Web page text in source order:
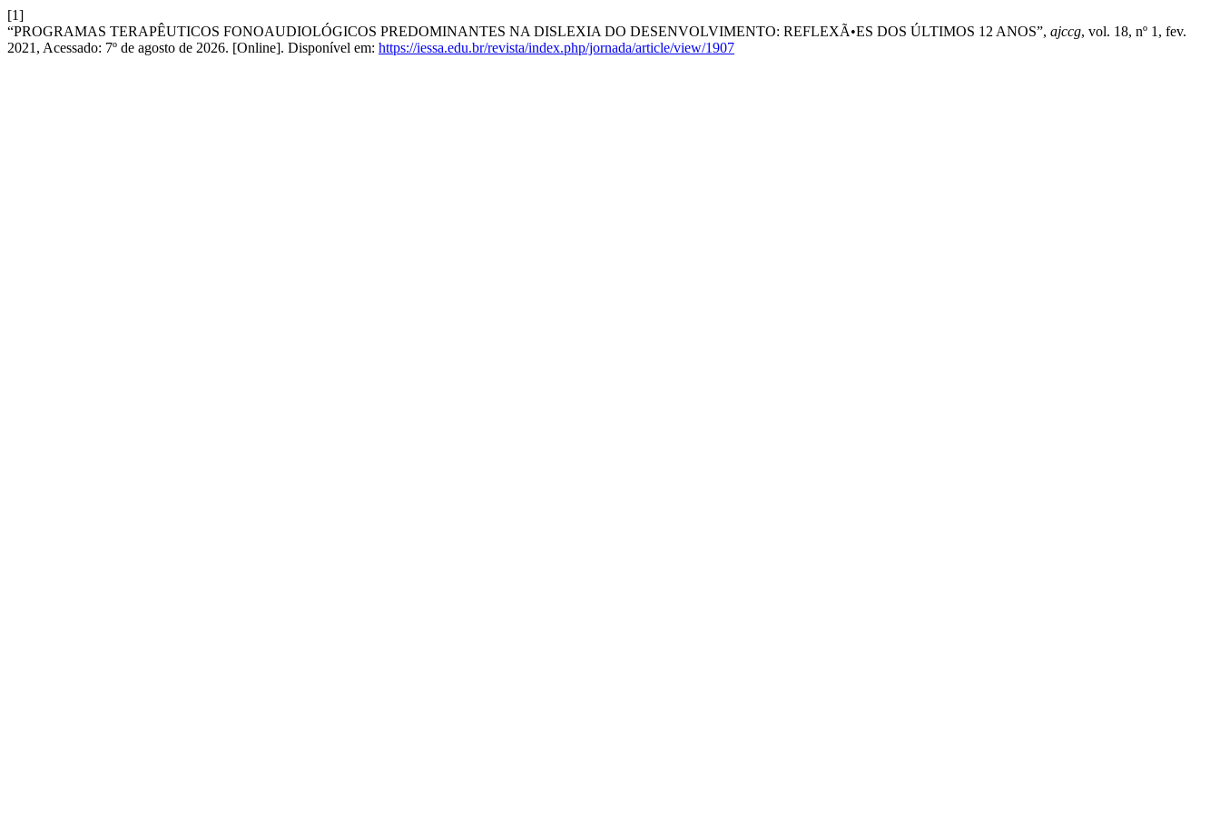
[1]
“PROGRAMAS TERAPÊUTICOS FONOAUDIOLÓGICOS PREDOMINANTES NA DISLEXIA DO DESENVOLVIMENTO: REFLEXÃ•ES DOS ÚLTIMOS 12 ANOS”, ajccg, vol. 18, nº 1, fev.
2021, Acessado: 7º de agosto de 2026. [Online]. Disponível em: https://iessa.edu.br/revista/index.php/jornada/article/view/1907